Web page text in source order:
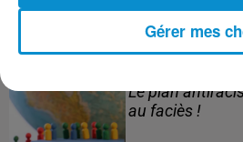
Le plan
au faciès !
Gérer mes